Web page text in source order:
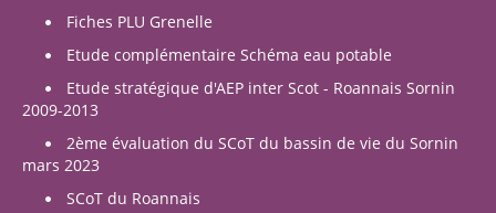
Fiches PLU Grenelle
Etude complémentaire Schéma eau potable
Etude stratégique d'AEP inter Scot - Roannais Sornin
2009-2013
2ème évaluation du SCoT du bassin de vie du Sornin
mars 2023
SCoT du Roannais